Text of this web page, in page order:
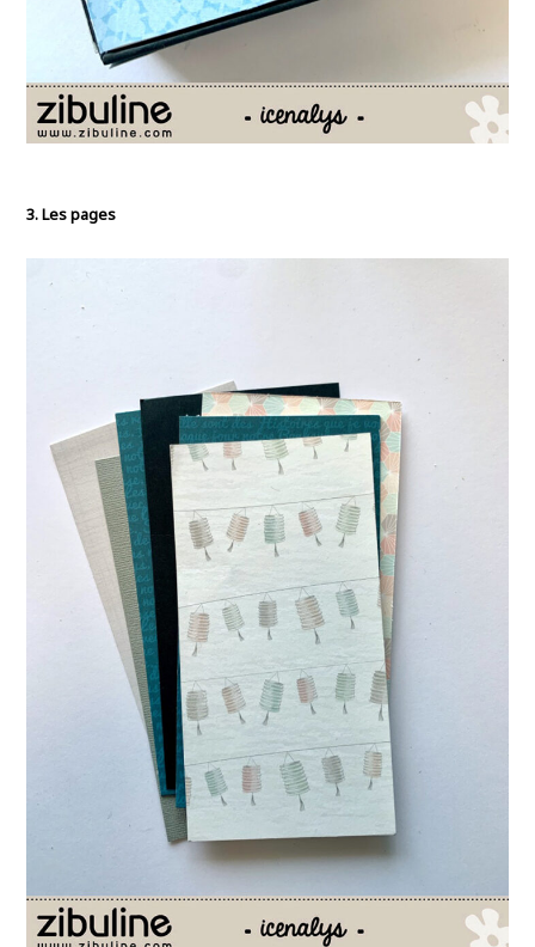
3. Les pages